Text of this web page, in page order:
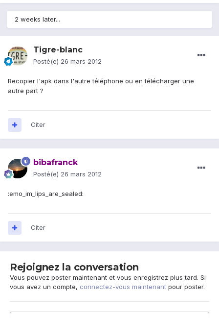
2 weeks later...
Tigre-blanc
Posté(e) 26 mars 2012
Recopier l'apk dans l'autre téléphone ou en télécharger une
autre part ?
Citer
bibafranck
Posté(e) 26 mars 2012
:emo_im_lips_are_sealed:
Citer
Rejoignez la conversation
Vous pouvez poster maintenant et vous enregistrez plus tard. Si
vous avez un compte, connectez-vous maintenant pour poster.